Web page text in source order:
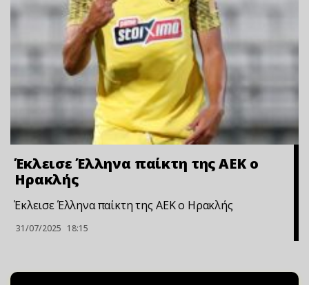
Έκλεισε Έλληνα παίκτη της ΑΕΚ ο
Ηρακλής
Έκλεισε Έλληνα παίκτη της ΑΕΚ ο Ηρακλής
31/07/2025 18:15